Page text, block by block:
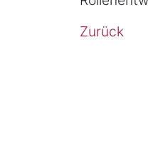
Zurück